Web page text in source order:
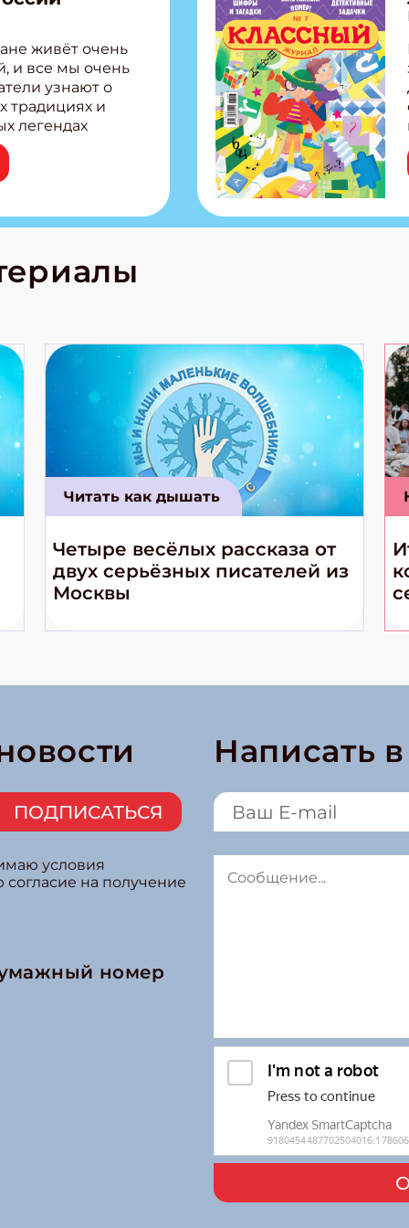
живёт очень
и все мы очень
узнают о
традициях и
легендах
Внутри:
игра
Традиционные
приключения!
Читать как дышать
Четыре весёлых рассказа от
двух серьёзных писателей из
Москвы
ПОДПИСАТЬСЯ
условия
согласие на получение
номер
Написать